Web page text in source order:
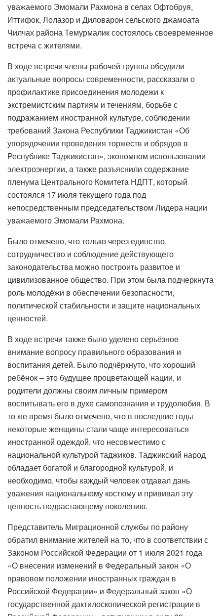
уважаемого Эмомали Рахмона в селах Офтобруя,
Иттифок, Лолазор и Диловарон сельского джамоата
Чилчах района Темурмалик состоялось своевременное
встреча с жителями.
В ходе встречи члены рабочей группы обсудили
актуальные вопросы современности, рассказали о
профилактике присоединения молодежи к
экстремистским партиям и течениям, борьбе с
подражанием иностранной культуре, соблюдении
требований Закона Республики Таджикистан «Об
упорядочении проведения торжеств и обрядов в
Республике Таджикистан», экономном использовании
электроэнергии, а также разъяснили содержание
пленума Центрального Комитета НДПТ, который
состоялся 17 июля текущего года под
непосредственным председательством Лидера нации
уважаемого Эмомали Рахмона.
Было отмечено, что только через единство,
сотрудничество и соблюдение действующего
законодательства можно построить развитое и
цивилизованное общество. При этом была подчеркнута
роль молодёжи в обеспечении безопасности,
политической стабильности и защите национальных
ценностей.
В ходе встречи также было уделено серьёзное
внимание вопросу правильного образования и
воспитания детей. Было подчёркнуто, что хороший
ребёнок – это будущее процветающей нации, и
родители должны своим личным примером
воспитывать его в духе самопознания и трудолюбия. В
то же время было отмечено, что в последние годы
некоторые женщины стали чаще интересоваться
иностранной одеждой, что несовместимо с
национальной культурой таджиков. Таджикский народ
обладает богатой и благородной культурой, и
необходимо, чтобы каждый человек отдавал дань
уважения национальному костюму и прививал эту
ценность подрастающему поколению.
Представитель Миграционной службы по району
обратил внимание жителей на то, что в соответствии с
Законом Российской Федерации от 1 июля 2021 года
«О внесении изменений в Федеральный закон «О
правовом положении иностранных граждан в
Российской Федерации» и Федеральный закон «О
государственной дактилоскопической регистрации в